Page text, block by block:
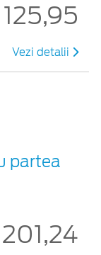
Vezi detalii
partea